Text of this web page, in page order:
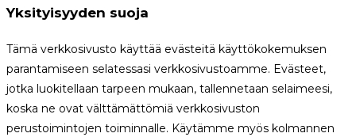
Yksityisyyden suoja
Tämä verkkosivusto käyttää evästeitä käyttökokemuksen
parantamiseen selatessasi verkkosivustoamme. Evästeet,
jotka luokitellaan tarpeen mukaan, tallennetaan selaimeesi,
koska ne ovat välttämättömiä verkkosivuston
perustoimintojen toiminnalle. Käytämme myös kolmannen